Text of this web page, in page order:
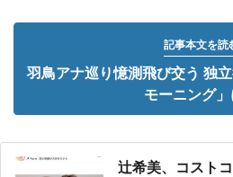
記事本文を読
羽鳥アナ巡り憶測飛び交う 独
モーニング」
辻希美、コスト